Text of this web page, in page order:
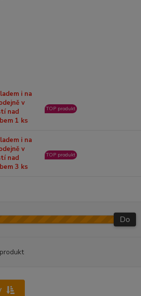
i na
v
nad
1 ks
TOP produkt
i na
v
nad
3 ks
TOP produkt
Do